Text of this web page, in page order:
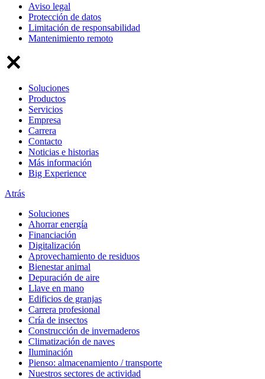
Aviso legal
Protección de datos
Limitación de responsabilidad
Mantenimiento remoto
Soluciones
Productos
Servicios
Empresa
Carrera
Contacto
Noticias e historias
Más información
Big Experience
Atrás
Soluciones
Ahorrar energía
Financiación
Digitalización
Aprovechamiento de residuos
Bienestar animal
Depuración de aire
Llave en mano
Edificios de granjas
Carrera profesional
Cría de insectos
Construcción de invernaderos
Climatización de naves
Iluminación
Pienso: almacenamiento / transporte
Nuestros sectores de actividad